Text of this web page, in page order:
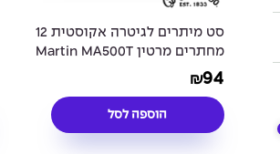
סט מיתרים לגיטרה אקוסטית 12
מחתרים מרטין Martin MA500T
80/20 Bronze Treated 12String
₪94
הוספה לסל